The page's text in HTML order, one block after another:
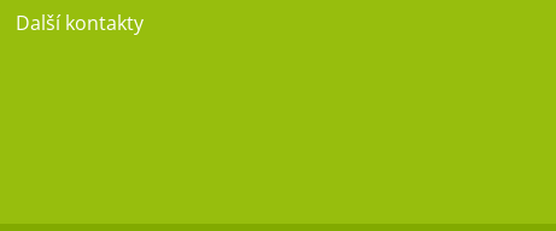
Další kontakty